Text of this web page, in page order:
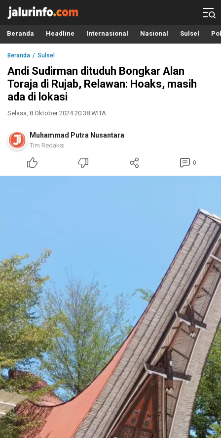
Info Terbaru, Berita Terkini Hari Ini, Jalurinfo.com
Terkini, Akurat dan Terpercaya
Beranda Headline Internasional Nasional Sulsel
Beranda Sulsel
Andi Sudirman dituduh Bongkar Alan
Toraja di Rujab, Relawan: Hoaks, masih
ada di lokasi
Selasa, 8 Oktober 2024 20:38 WITA
Muhammad Putra Nusantara
Tim Redaksi
0